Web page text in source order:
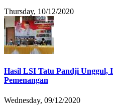
Thursday, 10/12/2020
Hasil LSI Tatu Pandji Unggul,
Pemenangan
Wednesday, 09/12/2020